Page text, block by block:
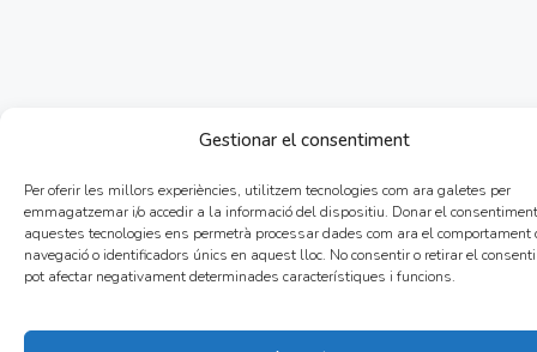
Gestionar el consentiment
Per oferir les millors experiències, utilitzem tecnologies com ara galetes per
emmagatzemar i/o accedir a la informació del dispositiu. Donar el
aquestes tecnologies ens permetrà processar dades com ara el comportament
navegació o identificadors únics en aquest lloc. No consentir o retirar el
pot afectar negativament determinades característiques i funcions.